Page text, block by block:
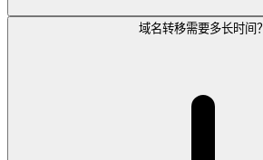
域名转移需要多长时间？